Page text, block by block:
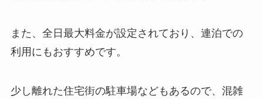
また、全日最大料金が設定されており、連泊での
利用にもおすすめです。
少し離れた住宅街の駐車場などもあるので、混雑